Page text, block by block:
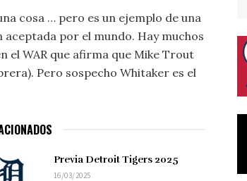
cosa … pero es un ejemplo de una
por el mundo. Hay muchos
el WAR que afirma que Mike Trout
Pero sospecho Whitaker es el
Previa Detroit Tigers 2025
16/03/2025